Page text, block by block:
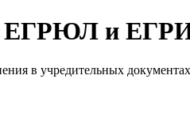
в ЕГРЮЛ и
в учредительных